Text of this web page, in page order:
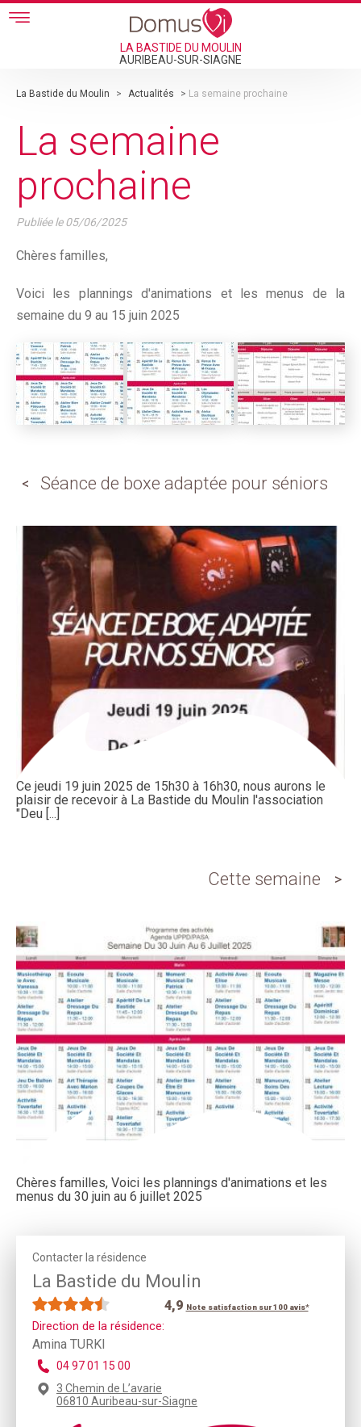
Skip to main content
LA BASTIDE DU MOULIN
AURIBEAU-SUR-SIAGNE
La Bastide du Moulin > Actualités > La semaine prochaine
La semaine
prochaine
Publiée le05/06/2025
Chères familles,
Voici les plannings d'animations et les menus de la
semaine du 9 au 15 juin 2025
Séance de boxe adaptée pour séniors
Ce jeudi 19 juin 2025 de 15h30 à 16h30, nous aurons le
plaisir de recevoir à La Bastide du Moulin l'association
"Deu [...]
Cette semaine
Chères familles, Voici les plannings d'animations et les
menus du 30 juin au 6 juillet 2025
Contacter la résidence
La Bastide du Moulin
4,9 Note satisfaction sur 100 avis*
Direction de la résidence:
Amina TURKI
04 97 01 15 00
3 Chemin de L’avarie
06810 Auribeau-sur-Siagne